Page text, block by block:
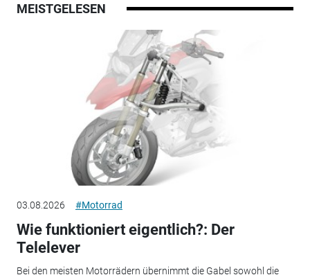
MEISTGELESEN
03.08.2026 #Motorrad
Wie funktioniert eigentlich?: Der
Telelever
Bei den meisten Motorrädern übernimmt die Gabel sowohl die